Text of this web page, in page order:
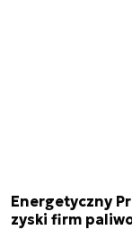
Energetyczny
zyski firm